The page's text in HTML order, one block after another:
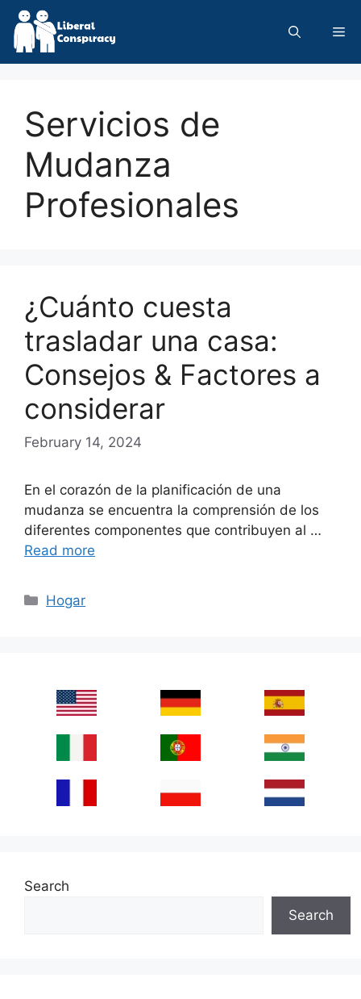
Skip
content
Servicios de
Mudanza
Profesionales
¿Cuánto cuesta
trasladar una casa:
Consejos & Factores a
considerar
February 14, 2024
En el corazón de la planificación de una
mudanza se encuentra la comprensión de los
diferentes componentes que contribuyen al …
Read more
Categories
Hogar
Search
Search